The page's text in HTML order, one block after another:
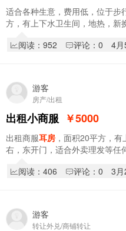
适合各种生意，费用低，位于
方，有上下水卫生间，地热，新
阅读：952
评论：0 4月
游客
房产/出租
出租小商服 ￥5000
出租商服耳房 ，面积20平方，
右，东开门，适合外卖理发等
阅读：406
评论：0 3月
游客
转让外兑/商铺转让